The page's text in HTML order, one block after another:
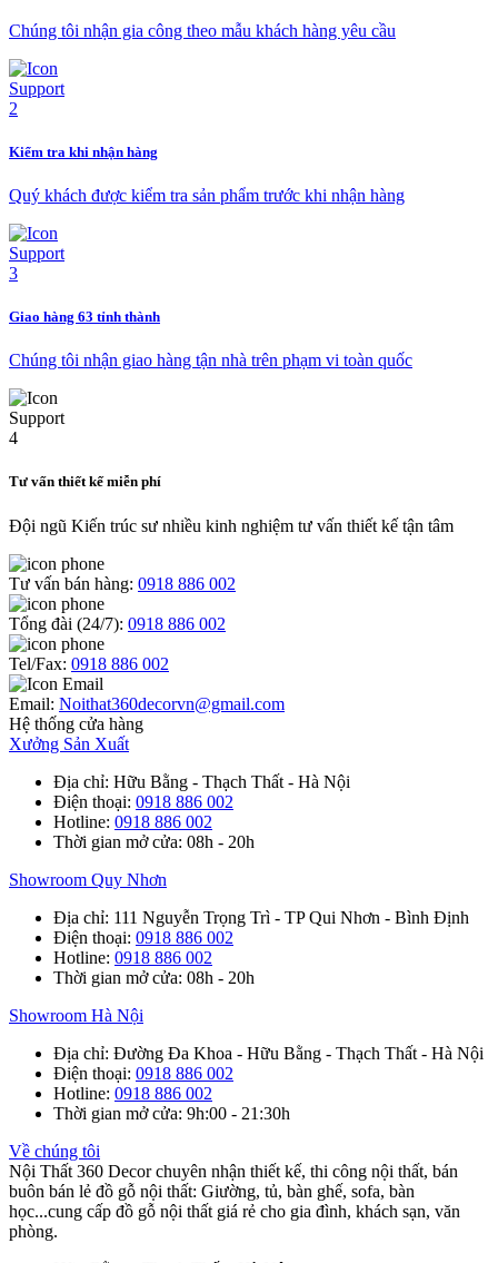
Chúng tôi nhận gia công theo mẫu khách hàng yêu cầu
Kiểm tra khi nhận hàng
Quý khách được kiểm tra sản phẩm trước khi nhận hàng
Giao hàng 63 tỉnh thành
Chúng tôi nhận giao hàng tận nhà trên phạm vi toàn quốc
Tư vấn thiết kế miễn phí
Đội ngũ Kiến trúc sư nhiều kinh nghiệm tư vấn thiết kế tận tâm
Tư vấn bán hàng: 0918 886 002
Tổng đài (24/7): 0918 886 002
Tel/Fax: 0918 886 002
Email: Noithat360decorvn@gmail.com
Hệ thống cửa hàng
Xưởng Sản Xuất
Địa chỉ: Hữu Bằng - Thạch Thất - Hà Nội
Điện thoại: 0918 886 002
Hotline: 0918 886 002
Thời gian mở cửa: 08h - 20h
Showroom Quy Nhơn
Địa chỉ: 111 Nguyễn Trọng Trì - TP Qui Nhơn - Bình Định
Điện thoại: 0918 886 002
Hotline: 0918 886 002
Thời gian mở cửa: 08h - 20h
Showroom Hà Nội
Địa chỉ: Đường Đa Khoa - Hữu Bằng - Thạch Thất - Hà Nội
Điện thoại: 0918 886 002
Hotline: 0918 886 002
Thời gian mở cửa: 9h:00 - 21:30h
Về chúng tôi
Nội Thất 360 Decor chuyên nhận thiết kế, thi công nội thất, bán
buôn bán lẻ đồ gỗ nội thất: Giường, tủ, bàn ghế, sofa, bàn
học...cung cấp đồ gỗ nội thất giá rẻ cho gia đình, khách sạn, văn
phòng.